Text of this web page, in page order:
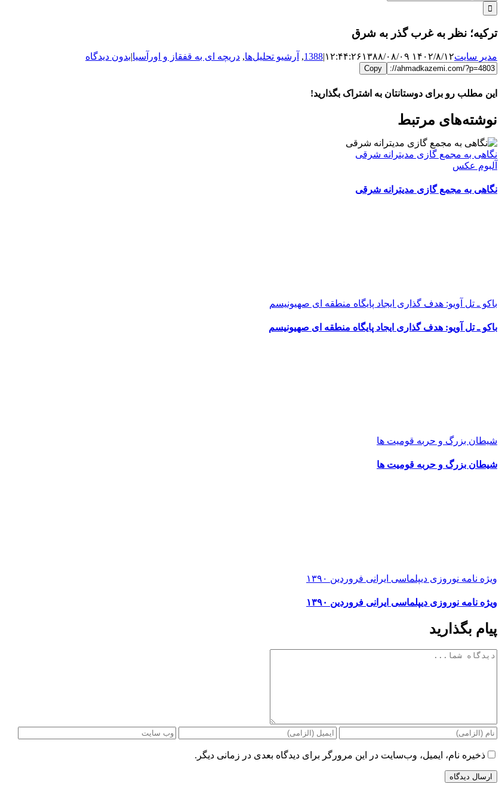
برای:
ترکیه؛ نظر به غرب گذر به شرق
مدیر سایت۱۴۰۲/۸/۱۲ ۱۲:۴۴:۲۶ ۱۳۸۸/۰۸/۰۹ |
1388
, آرشیو تحلیل‌ها, دریچه ای به قفقاز و اورآسیا|بدون دیدگاه
Copy
این مطلب رو برای دوستانتان به اشتراک بگذارید!
FacebookX
LinkedIn
WhatsApp
Telegram
ایمیل
نوشته‌‌های مرتبط
نگاهی به مجمع گازی مدیترانه شرقی
آلبوم عکس
نگاهی به مجمع گازی مدیترانه شرقی
باکو ـ تل آویو: هدف گذاری ایجاد پایگاه منطقه ای صهیونیسم
باکو ـ تل آویو: هدف گذاری ایجاد پایگاه منطقه ای صهیونیسم
شیطان بزرگ و حربه قومیت ها
شیطان بزرگ و حربه قومیت ها
ویژه نامه نوروزی دیپلماسی ایرانی فروردین ۱۳۹۰
ویژه نامه نوروزی دیپلماسی ایرانی فروردین ۱۳۹۰
پیام بگذارید
دیدگاه
ذخیره نام، ایمیل، وب‌سایت در این مرورگر برای دیدگاه بعدی در زمانی دیگر.